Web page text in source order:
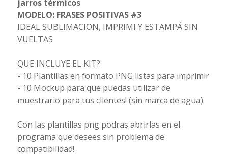
jarros térmicos
MODELO: FRASES POSITIVAS #3
IDEAL SUBLIMACION, IMPRIMI Y ESTAMPÁ SIN
VUELTAS
QUE INCLUYE EL KIT?
- 10 Plantillas en formato PNG listas para imprimir
- 10 Mockup para que puedas utilizar de
muestrario para tus clientes! (sin marca de agua)
Con las plantillas png podras abrirlas en el
programa que desees sin problema de
compatibilidad!